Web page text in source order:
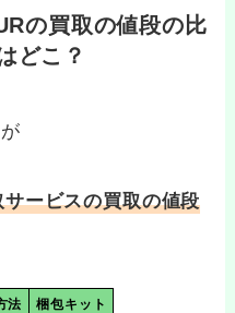
の買取の値段の比
どこ？
ービスの買取の値段
法 梱包キット